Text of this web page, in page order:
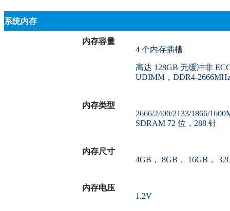
系统内存
内存容量
4 个内存插槽
高达 128GB 无缓冲非
UDIMM，DDR4-
内存类型
2666/2400/2133/1866/
SDRAM 72 位，288 针
内存尺寸
4GB， 8GB， 16GB，
内存电压
1.2V